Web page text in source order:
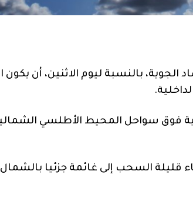
الجوية، بالنسبة ليوم الاثنين، أن
فوق سواحل المحيط الأطلسي الشمالية
قليلة السحب إلى غائمة جزئيا